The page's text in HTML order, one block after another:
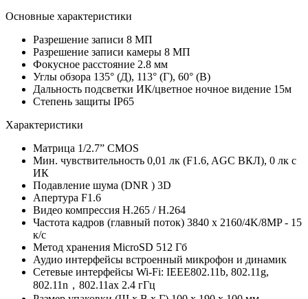
Основные характеристики
Разрешение записи 8 МП
Разрешение записи камеры 8 МП
Фокусное расстояние 2.8 мм
Углы обзора 135° (Д), 113° (Г), 60° (В)
Дальность подсветки ИК/цветное ночное видение 15м
Степень защиты IP65
Характеристики
Матрица 1/2.7” CMOS
Мин. чувствительность 0,01 лк (F1.6, AGC ВКЛ), 0 лк с
ИК
Подавление шума (DNR ) 3D
Апертура F1.6
Видео компрессия H.265 / H.264
Частота кадров (главный поток) 3840 х 2160/4K/8MP - 15
к/с
Метод хранения MicroSD 512 Гб
Аудио интерфейсы встроенный микрофон и динамик
Сетевые интерфейсы Wi-Fi: IEEE802.11b, 802.11g,
802.11n，802.11ax 2.4 гГц